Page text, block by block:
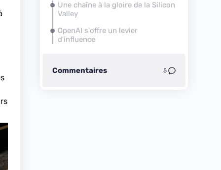
Une chaîne à la gloire de la Silicon
Valley
OpenAI s'offre un levier
d'influence
Commentaires 5